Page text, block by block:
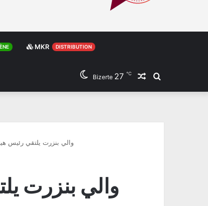
MKR DISTRIBUTION
Rechercher
Article
Bizerte 27 ℃
والي بنزرت يلتقي رئيس
والي بنزرت